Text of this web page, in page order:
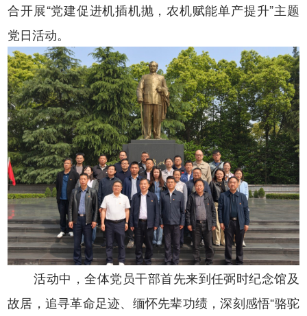
合开展“党建促进机插机抛，农机赋能单产提升”主题
党日活动。
活动中，全体党员干部首先来到任弼时纪念馆及
故居，追寻革命足迹、缅怀先辈功绩，深刻感悟“骆驼